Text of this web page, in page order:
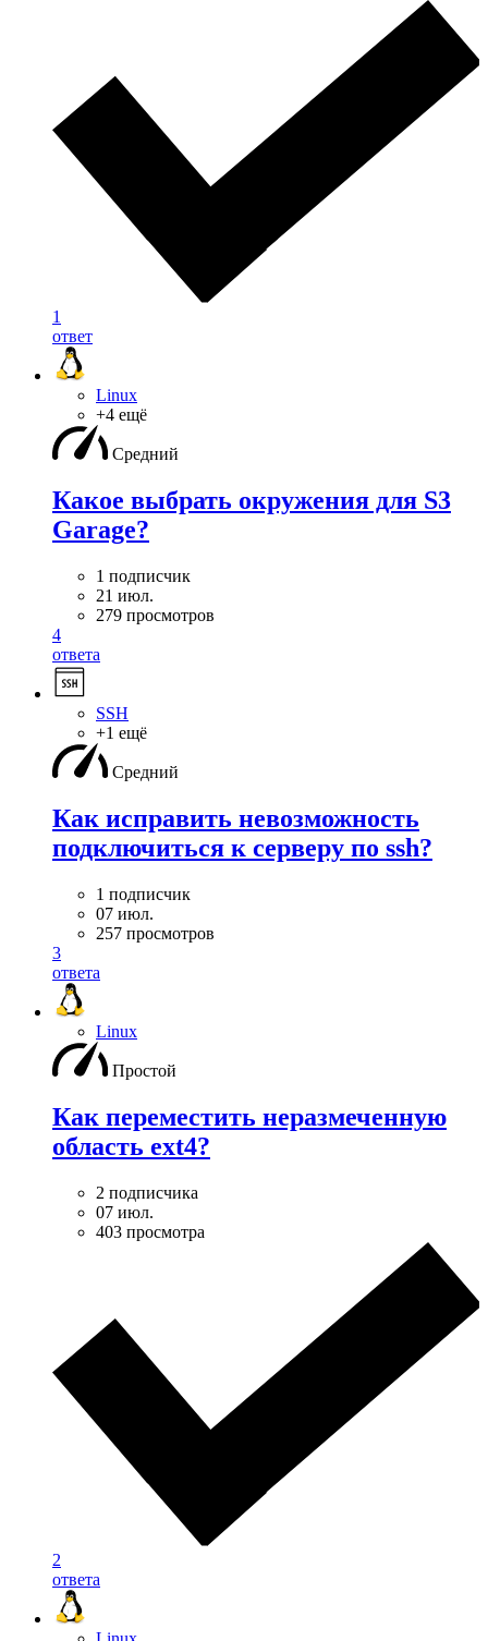
1
ответ
Linux
+4 ещё
Средний
Какое выбрать окружения для S3
Garage?
1 подписчик
21 июл.
279 просмотров
4
ответа
SSH
+1 ещё
Средний
Как исправить невозможность
подключиться к серверу по ssh?
1 подписчик
07 июл.
257 просмотров
3
ответа
Linux
Простой
Как переместить неразмеченную
область ext4?
2 подписчика
07 июл.
403 просмотра
2
ответа